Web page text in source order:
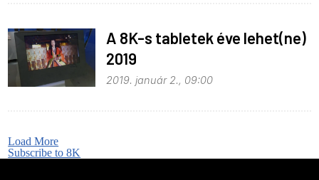
A 8K-s tabletek éve lehet(ne)
2019
2019. január 2., 09:00
Load More
Subscribe to 8K